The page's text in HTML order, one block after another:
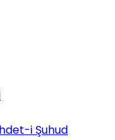
i Şuhud